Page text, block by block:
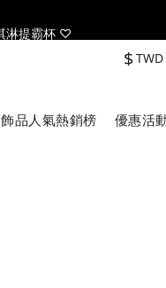
$TWD
飾品人氣熱銷榜 優惠活